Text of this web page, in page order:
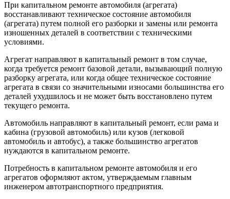
При капитальном ремонте автомобиля (агрегата)
восстанавливают техническое состояние автомобиля
(агрегата) путем полной его разборки и замены или ремонта
изношенных деталей в соответствии с техническими
условиями.
Агрегат направляют в капитальный ремонт в том случае,
когда требуется ремонт базовой детали, вызывающий полную
разборку агрегата, или когда общее техническое состояние
агрегата в связи со значительными износами большинства его
деталей ухудшилось и не может быть восстановлено путем
текущего ремонта.
Автомобиль направляют в капитальный ремонт, если рама и
кабина (грузовой автомобиль) или кузов (легковой
автомобиль и автобус), а также большинство агрегатов
нуждаются в капитальном ремонте.
Потребность в капитальном ремонте автомобиля и его
агрегатов оформляют актом, утверждаемым главным
инженером автотранспортного предприятия.